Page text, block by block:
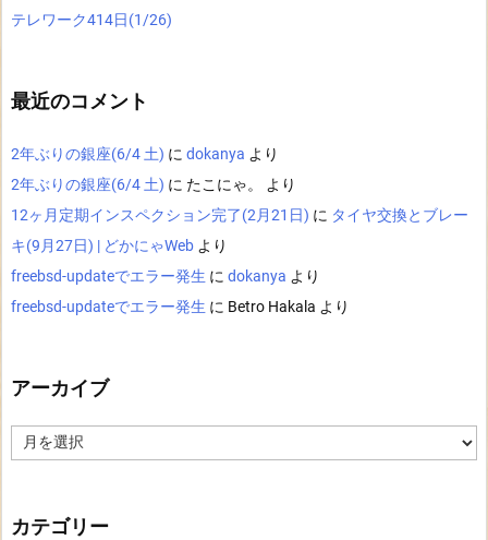
テレワーク414日(1/26)
最近のコメント
2年ぶりの銀座(6/4 土) に dokanya より
2年ぶりの銀座(6/4 土) に たこにゃ。
より
12ヶ月定期インスペクション完了(2月21日) に タイヤ交換とブレー
キ(9月27日) | どかにゃWeb より
freebsd-updateでエラー発生 に dokanya より
freebsd-updateでエラー発生 に Betro Hakala より
アーカイブ
ー
カテゴリー